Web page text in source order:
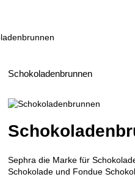
Schokoladenbrunnen
Sephra die Marke für
Schokolade und Fondue